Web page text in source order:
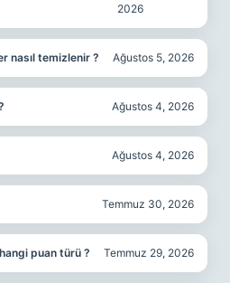
2026
nasıl temizlenir ? Ağustos 5, 2026
Ağustos 4, 2026
Ağustos 4, 2026
Temmuz 30, 2026
puan türü ? Temmuz 29, 2026